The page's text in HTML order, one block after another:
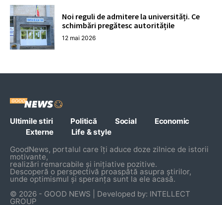
Noi reguli de admitere la universități. Ce
schimbări pregătesc autoritățile
12 mai 2026
Ultimile stiri Politică Social
Economic
Externe
Life & style
GoodNews, portalul care îți aduce doze zilnice de istorii
motivante,
realizări remarcabile și inițiative pozitive.
Descoperă o perspectivă proaspătă asupra știrilor,
unde optimismul și speranța sunt la ele acasă.
© 2026 - GOOD NEWS | Developed by: INTELLECT
GROUP